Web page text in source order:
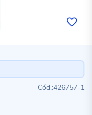
426757-1